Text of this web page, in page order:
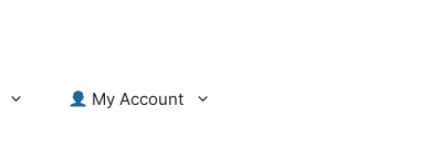
My Account